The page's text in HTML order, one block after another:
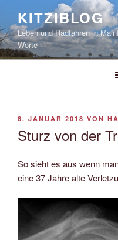
springen
KITZIBLOG
Leben und Radfahren in
Worte
VERÖFFENTLICHT
8. JANUAR 2018 VON
Sturz von der
So sieht es aus wenn
eine 37 Jahre alte